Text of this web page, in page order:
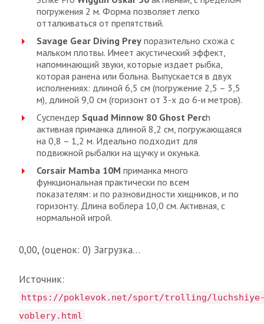
погружения 2 м. Форма позволяет легко
отталкиваться от препятствий.
Savage Gear Diving Prey поразительно схожа с
мальком плотвы. Имеет акустический эффект,
напоминающий звуки, которые издает рыбка,
которая ранена или больна. Выпускается в двух
исполнениях: длиной 6,5 см (погружение 2,5 – 3,5
м), длиной 9,0 см (горизонт от 3-х до 6-и метров).
Суспендер Squad Minnow 80 Ghost Perch
активная приманка длиной 8,2 см, погружающаяся
на 0,8 – 1,2 м. Идеально подходит для
подвижной рыбалки на щучку и окунька.
Corsair Mamba 10M приманка много
функциональная практически по всем
показателям: и по разновидности хищников, и по
горизонту. Длина воблера 10,0 см. Активная, с
нормальной игрой.
0,00, (оценок: 0) Загрузка…
Источник:
https://poklevok.net/sport/trolling/
voblery.html